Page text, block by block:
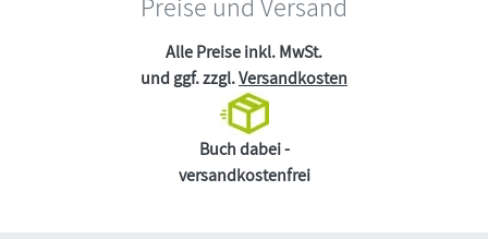
Alle Preise inkl. MwSt.
und ggf. zzgl.Versandkosten
Buch dabei -
versandkostenfrei